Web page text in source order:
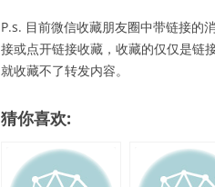
P.s. 目前微信收藏朋友圈中带链接的
接或点开链接收藏，收藏的仅仅是链
就收藏不了转发内容。
猜你喜欢: